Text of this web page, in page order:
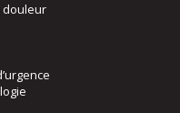
douleur